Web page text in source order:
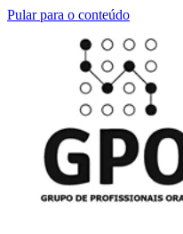
Pular para o conteúdo